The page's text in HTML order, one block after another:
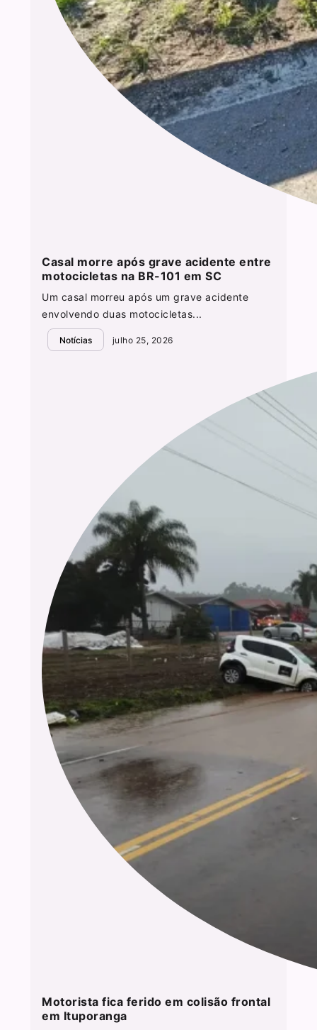
Casal morre após grave acidente entre
motocicletas na BR-101 em SC
Um casal morreu após um grave acidente
envolvendo duas motocicletas...
Notícias julho 25, 2026
Motorista fica ferido em colisão frontal
em Ituporanga